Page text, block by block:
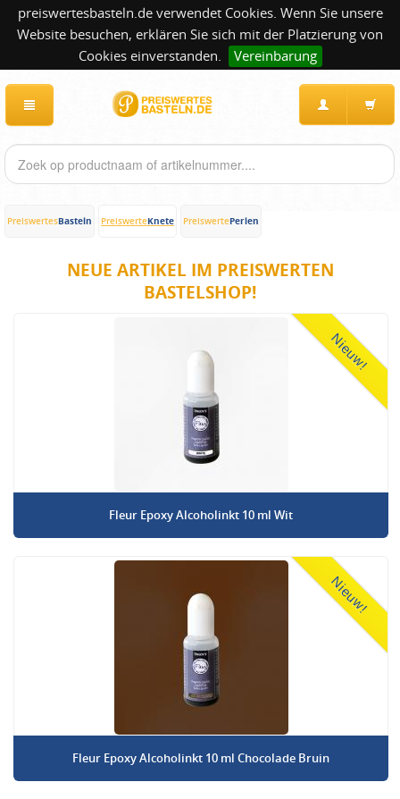
preiswertesbasteln.de verwendet Cookies. Wenn Sie unsere
Website besuchen, erklären Sie sich mit der Platzierung von
Cookies einverstanden.
Vereinbarung
PreiswertesBasteln PreiswerteKnete PreiswertePerlen
NEUE ARTIKEL IM PREISWERTEN
BASTELSHOP!
Nieuw!
Fleur Epoxy Alcoholinkt 10 ml Wit
Nieuw!
Fleur Epoxy Alcoholinkt 10 ml Chocolade Bruin